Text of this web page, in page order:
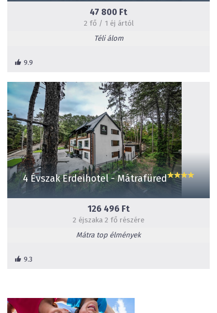
47 800 Ft
2 fő / 1 éj ártól
Téli álom
9.9
4 Évszak Erdeihotel - Mátrafüred
126 496 Ft
2 éjszaka 2 fő részére
Mátra top élmények
9.3